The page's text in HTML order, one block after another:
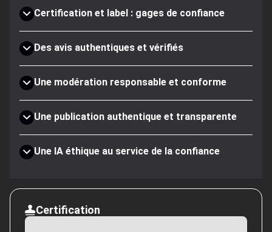
Certification et label : gages de confiance
Des avis authentiques et vérifiés
Une modération responsable et conforme
Une publication authentique et transparente
Une IA éthique au service de la confiance
Certification